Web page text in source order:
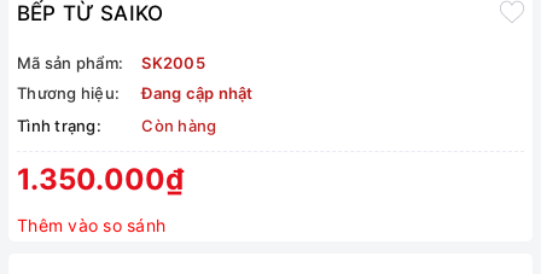
BẾP TỪ SAIKO
Mã sản phẩm:
SK2005
Thương hiệu:
Đang cập nhật
Tình trạng:
Còn hàng
1.350.000₫
Thêm vào so sánh